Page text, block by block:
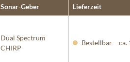
Sonar-Geber Lieferzeit
Dual Spectrum
CHIRP
Bestellbar – ca.